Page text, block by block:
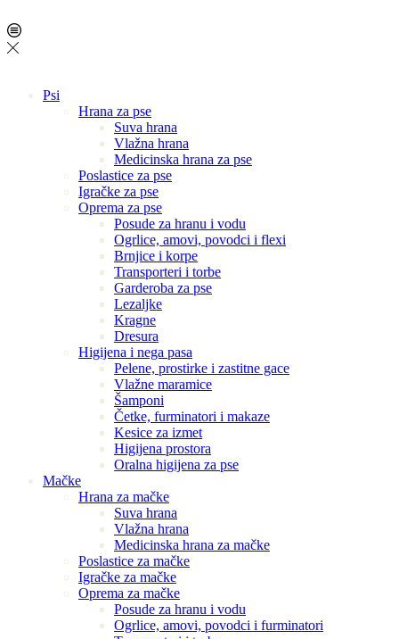
Psi
Hrana za pse
Suva hrana
Vlažna hrana
Medicinska hrana za pse
Poslastice za pse
Igračke za pse
Oprema za pse
Posude za hranu i vodu
Ogrlice, amovi, povodci i flexi
Brnjice i korpe
Transporteri i torbe
Garderoba za pse
Lezaljke
Kragne
Dresura
Higijena i nega pasa
Pelene, prostirke i zastitne gace
Vlažne maramice
Šamponi
Četke, furminatori i makaze
Kesice za izmet
Higijena prostora
Oralna higijena za pse
Mačke
Hrana za mačke
Suva hrana
Vlažna hrana
Medicinska hrana za mačke
Poslastice za mačke
Igračke za mačke
Oprema za mačke
Posude za hranu i vodu
Ogrlice, amovi, povodci i furminatori